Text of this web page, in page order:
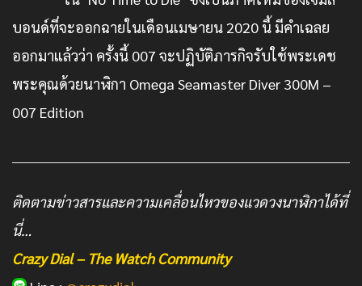
บอนด์ที่จะออกฉายในเดือนเมษายน 2020 นี้ มีคำเฉลย
ออกมาแล้วว่า ครั้งนี้ 007 จะปฏิบัติภารกิจรับใช้พระเดช
พระคุณด้วยนาฬิกา Omega Seamaster Diver 300M –
007 Edition
ติดตามข่าวสารและความเคลื่อนไหวของแวดวงนาฬิกาได้ที่
นี่…
Crazy Dial – The Watch Community